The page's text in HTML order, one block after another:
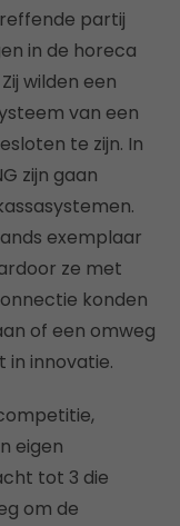
partij
in de horeca
wilden een
van een
te zijn. In
zijn gaan
exemplaar
ze met
konden
of een omweg
in innovatie.
eigen
tot 3 die
om de